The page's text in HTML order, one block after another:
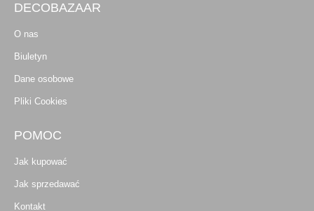
DECOBAZAAR
O nas
Biuletyn
Dane osobowe
Pliki Cookies
POMOC
Jak kupować
Jak sprzedawać
Kontakt